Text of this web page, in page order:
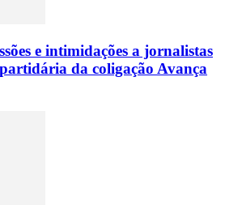
e intimidações a jornalistas
da coligação Avança